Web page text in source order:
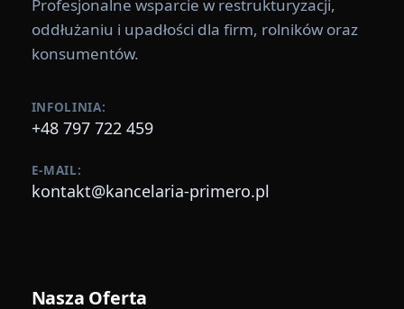
Profesjonalne wsparcie w restrukturyzacji,
oddłużaniu i upadłości dla firm, rolników oraz
konsumentów.
INFOLINIA:
+48 797 722 459
E-MAIL:
kontakt@kancelaria-primero.pl
Nasza Oferta